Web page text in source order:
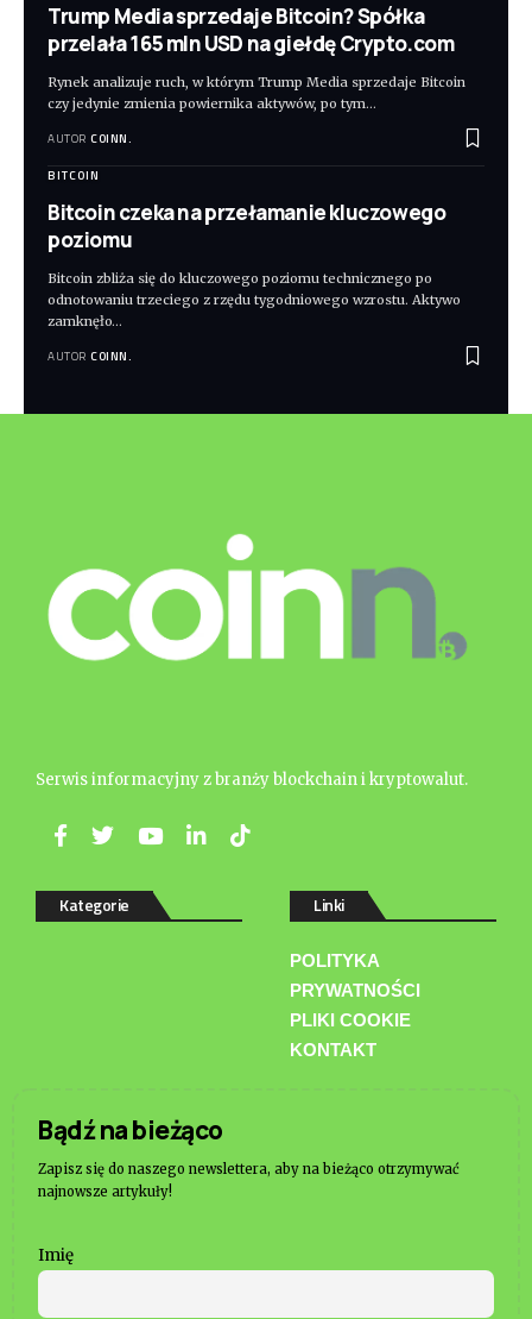
Trump Media sprzedaje Bitcoin? Spółka
przelała 165 mln USD na giełdę Crypto.com
Rynek analizuje ruch, w którym Trump Media sprzedaje Bitcoin
czy jedynie zmienia powiernika aktywów, po tym…
AUTOR COINN.
BITCOIN
Bitcoin czeka na przełamanie kluczowego
poziomu
Bitcoin zbliża się do kluczowego poziomu technicznego po
odnotowaniu trzeciego z rzędu tygodniowego wzrostu. Aktywo
zamknęło…
AUTOR COINN.
Serwis informacyjny z branży blockchain i kryptowalut.
Kategorie Linki
POLITYKA
PRYWATNOŚCI
PLIKI COOKIE
KONTAKT
Bądź na bieżąco
Zapisz się do naszego newslettera, aby na bieżąco otrzymywać
najnowsze artykuły!
Imię